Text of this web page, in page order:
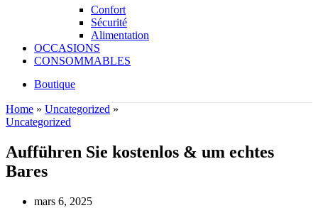
Confort
Sécurité
Alimentation
OCCASIONS
CONSOMMABLES
Boutique
Home » Uncategorized »
Uncategorized
Aufführen Sie kostenlos & um echtes
Bares
mars 6, 2025